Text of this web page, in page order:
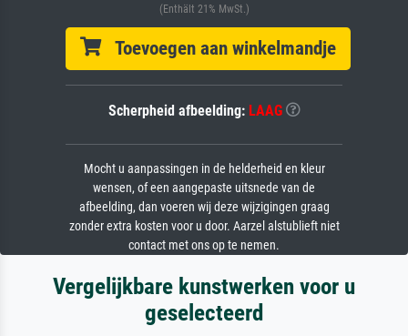
(Enthält 21% MwSt.)
Toevoegen aan winkelmandje
Scherpheid afbeelding: LAAG
Mocht u aanpassingen in de helderheid en kleur
wensen, of een aangepaste uitsnede van de
afbeelding, dan voeren wij deze wijzigingen graag
zonder extra kosten voor u door. Aarzel alstublieft niet
contact met ons op te nemen.
Vergelijkbare kunstwerken voor u
geselecteerd